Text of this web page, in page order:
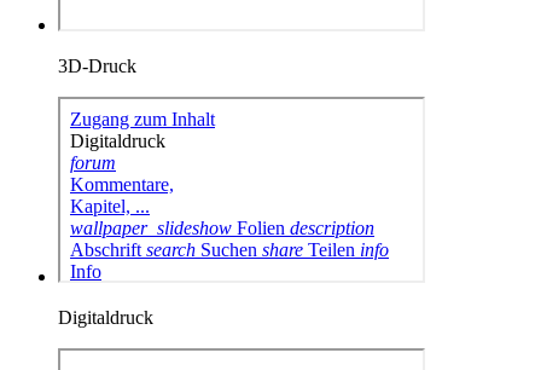
3D-Druck
Digitaldruck